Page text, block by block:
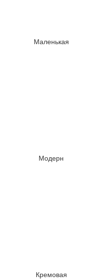
Маленькая
Модерн
Кремовая